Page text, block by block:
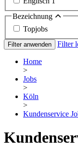
Bezeichnung
Topjobs
Filter anwenden Filter
Home
>
Jobs
>
Köln
>
Kundenservice